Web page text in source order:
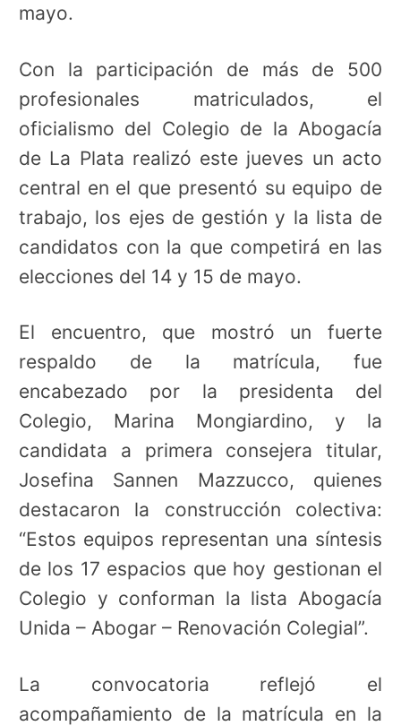
mayo.
Con la participación de más de 500
profesionales matriculados, el
oficialismo del Colegio de la Abogacía
de La Plata realizó este jueves un acto
central en el que presentó su equipo de
trabajo, los ejes de gestión y la lista de
candidatos con la que competirá en las
elecciones del 14 y 15 de mayo.
El encuentro, que mostró un fuerte
respaldo de la matrícula, fue
encabezado por la presidenta del
Colegio, Marina Mongiardino, y la
candidata a primera consejera titular,
Josefina Sannen Mazzucco, quienes
destacaron la construcción colectiva:
“Estos equipos representan una síntesis
de los 17 espacios que hoy gestionan el
Colegio y conforman la lista Abogacía
Unida – Abogar – Renovación Colegial”.
La convocatoria reflejó el
acompañamiento de la matrícula en la